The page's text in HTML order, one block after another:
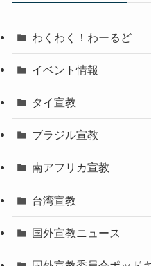
わくわく！わーるど
イベント情報
タイ宣教
ブラジル宣教
南アフリカ宣教
台湾宣教
国外宣教ニュース